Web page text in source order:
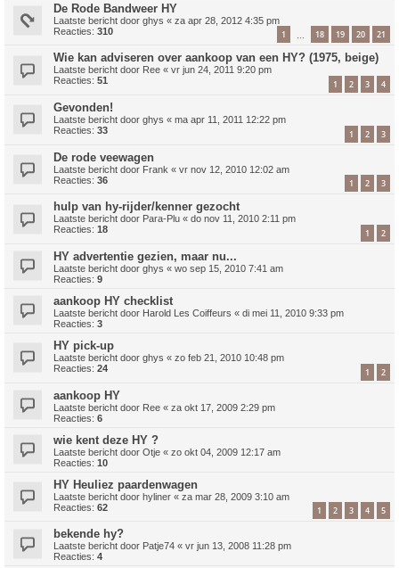
De Rode Bandweer HY
Laatste bericht door ghys « za apr 28, 2012 4:35 pm
Reacties: 310 1 18 19 20 21
Wie kan adviseren over aankoop van een HY? (1975, beige)
Laatste bericht door Ree « vr jun 24, 2011 9:20 pm
Reacties: 51 1 2 3 4
Gevonden!
Laatste bericht door ghys « ma apr 11, 2011 12:22 pm
Reacties: 33 1 2 3
De rode veewagen
Laatste bericht door Frank « vr nov 12, 2010 12:02 am
Reacties: 36 1 2 3
hulp van hy-rijder/kenner gezocht
Laatste bericht door Para-Plu « do nov 11, 2010 2:11 pm
Reacties: 18 1 2
HY advertentie gezien, maar nu...
Laatste bericht door ghys « wo sep 15, 2010 7:41 am
Reacties: 9
aankoop HY checklist
Laatste bericht door Harold Les Coiffeurs « di mei 11, 2010 9:33 pm
Reacties: 3
HY pick-up
Laatste bericht door ghys « zo feb 21, 2010 10:48 pm
Reacties: 24 1 2
aankoop HY
Laatste bericht door Ree « za okt 17, 2009 2:29 pm
Reacties: 6
wie kent deze HY ?
Laatste bericht door Otje « zo okt 04, 2009 12:17 am
Reacties: 10
HY Heuliez paardenwagen
Laatste bericht door hyliner « za mar 28, 2009 3:10 am
Reacties: 62 1 2 3 4 5
bekende hy?
Laatste bericht door Patje74 « vr jun 13, 2008 11:28 pm
Reacties: 4